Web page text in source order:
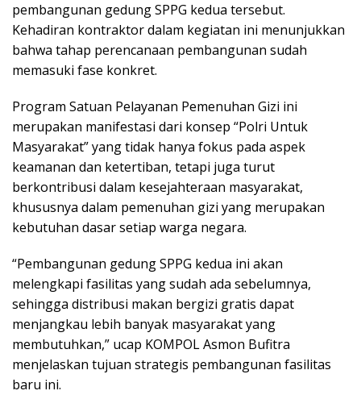
pembangunan gedung SPPG kedua tersebut.
Kehadiran kontraktor dalam kegiatan ini menunjukkan
bahwa tahap perencanaan pembangunan sudah
memasuki fase konkret.
Program Satuan Pelayanan Pemenuhan Gizi ini
merupakan manifestasi dari konsep “Polri Untuk
Masyarakat” yang tidak hanya fokus pada aspek
keamanan dan ketertiban, tetapi juga turut
berkontribusi dalam kesejahteraan masyarakat,
khususnya dalam pemenuhan gizi yang merupakan
kebutuhan dasar setiap warga negara.
“Pembangunan gedung SPPG kedua ini akan
melengkapi fasilitas yang sudah ada sebelumnya,
sehingga distribusi makan bergizi gratis dapat
menjangkau lebih banyak masyarakat yang
membutuhkan,” ucap KOMPOL Asmon Bufitra
menjelaskan tujuan strategis pembangunan fasilitas
baru ini.